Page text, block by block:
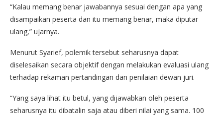
“Kalau memang benar jawabannya sesuai dengan apa yang
disampaikan peserta dan itu memang benar, maka diputar
ulang,” ujarnya.
Menurut Syarief, polemik tersebut seharusnya dapat
diselesaikan secara objektif dengan melakukan evaluasi ulang
terhadap rekaman pertandingan dan penilaian dewan juri.
“Yang saya lihat itu betul, yang dijawabkan oleh peserta
seharusnya itu dibatalin saja atau diberi nilai yang sama. 100